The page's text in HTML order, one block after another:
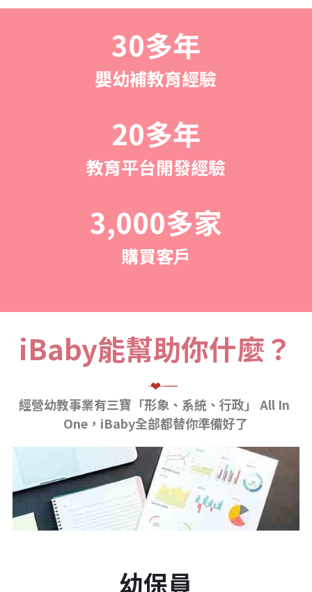
30多年
嬰幼補教育經驗
20多年
教育平台開發經驗
3,000多家
購買客戶
iBaby能幫助你什麼？
――― ❤ ―――
經營幼教事業有三寶「形象、系統、行政」 All In
One，iBaby全部都替你準備好了
幼保員